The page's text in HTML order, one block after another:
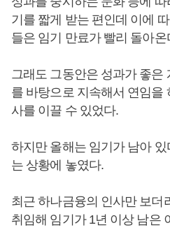
기를 짧게 받는 편인데 이에
들은 임기 만료가 빨리 돌아온
그래도 그동안은 성과가 좋은
를 바탕으로 지속해서 연임을
사를 이끌 수 있었다.
하지만 올해는 임기가 남아
는 상황에 놓였다.
최근 하나금융의 인사만 보더
취임해 임기가 1년 이상 남은